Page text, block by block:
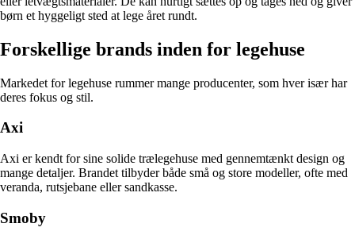
børn et hyggeligt sted at lege året rundt.
Forskellige brands inden for legehuse
Markedet for legehuse rummer mange producenter, som hver især har
deres fokus og stil.
Axi
Axi er kendt for sine solide trælegehuse med gennemtænkt design og
mange detaljer. Brandet tilbyder både små og store modeller, ofte med
veranda, rutsjebane eller sandkasse.
Smoby